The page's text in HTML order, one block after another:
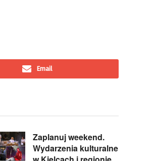
Email
Zaplanuj weekend.
Wydarzenia kulturalne